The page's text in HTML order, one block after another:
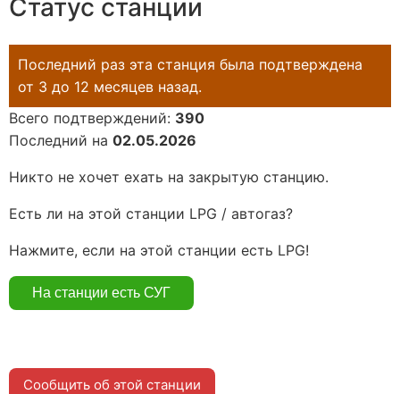
Статус станции
Последний раз эта станция была подтверждена
от 3 до 12 месяцев назад.
Всего подтверждений: 390
Последний на 02.05.2026
Никто не хочет ехать на закрытую станцию.
Есть ли на этой станции LPG / автогаз?
Нажмите, если на этой станции есть LPG!
Сообщить об этой станции